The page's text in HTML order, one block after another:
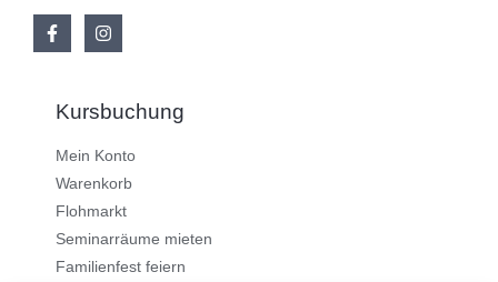
Kursbuchung
Mein Konto
Warenkorb
Flohmarkt
Seminarräume mieten
Familienfest feiern